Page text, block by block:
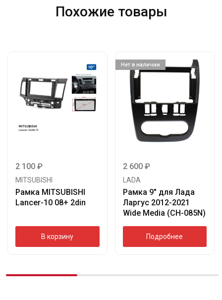
Похожие товары
2 100 ₽
MITSUBISHI
Рамка MITSUBISHI
Lancer-10 08+ 2din
В корзину
Нет в наличии
2 600 ₽
LADA
Рамка 9″ для Лада
Ларгус 2012-2021
Wide Media (CH-085N)
Подробнее